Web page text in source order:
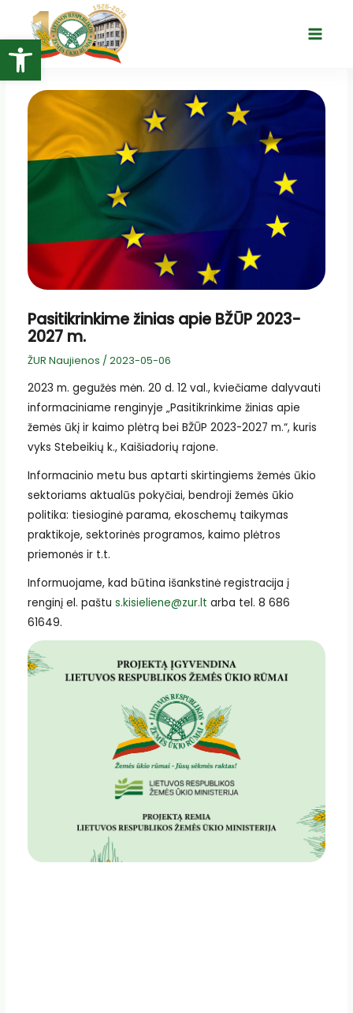
Open toolbar
turinio
Main
Pasitikrinkime žinias apie BŽŪP 2023-
2027 m.
ŽUR Naujienos / 2023-05-06
2023 m. gegužės mėn. 20 d. 12 val., kviečiame dalyvauti
informaciniame renginyje „Pasitikrinkime žinias apie
žemės ūkį ir kaimo plėtrą bei BŽŪP 2023-2027 m.“, kuris
vyks Stebeikių k., Kaišiadorių rajone.
Informacinio metu bus aptarti skirtingiems žemės ūkio
sektoriams aktualūs pokyčiai, bendroji žemės ūkio
politika: tiesioginė parama, ekoschemų taikymas
praktikoje, sektorinės programos, kaimo plėtros
priemonės ir t.t.
Informuojame, kad būtina išankstinė registracija į
renginį el. paštu s.kisieliene@zur.lt arba tel. 8 686
61649.